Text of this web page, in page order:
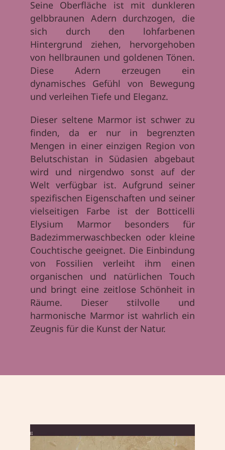
Seine Oberfläche ist mit dunkleren
gelbbraunen Adern durchzogen, die
sich durch den lohfarbenen
Hintergrund ziehen, hervorgehoben
von hellbraunen und goldenen Tönen.
Diese Adern erzeugen ein
dynamisches Gefühl von Bewegung
und verleihen Tiefe und Eleganz.
Dieser seltene Marmor ist schwer zu
finden, da er nur in begrenzten
Mengen in einer einzigen Region von
Belutschistan in Südasien abgebaut
wird und nirgendwo sonst auf der
Welt verfügbar ist. Aufgrund seiner
spezifischen Eigenschaften und seiner
vielseitigen Farbe ist der Botticelli
Elysium Marmor besonders für
Badezimmerwaschbecken oder kleine
Couchtische geeignet. Die Einbindung
von Fossilien verleiht ihm einen
organischen und natürlichen Touch
und bringt eine zeitlose Schönheit in
Räume. Dieser stilvolle und
harmonische Marmor ist wahrlich ein
Zeugnis für die Kunst der Natur.